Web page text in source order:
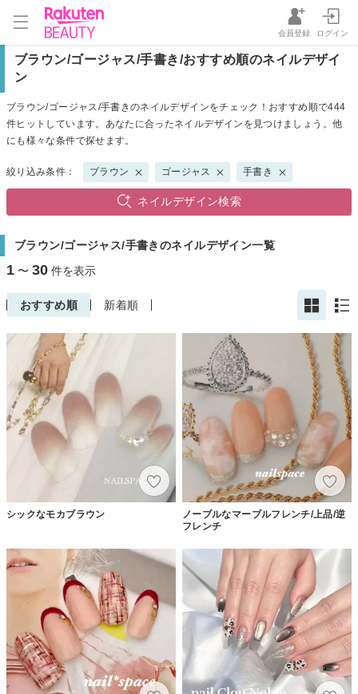
会員登録 ログイン
ブラウン/ゴージャス/手書き/おすすめ順のネイルデザイ
ン
ブラウン/ゴージャス/手書きのネイルデザインをチェック！おすすめ順で444
件ヒットしています。あなたに合ったネイルデザインを見つけましょう。他
にも様々な条件で探せます。
絞り込み条件： ブラウン ゴージャス 手書き
ネイルデザイン検索
ブラウン/ゴージャス/手書きのネイルデザイン一覧
1 〜 30 件を表示
おすすめ順 新着順
シックなモカブラウン
ノーブルなマーブルフレンチ/上品/逆
フレンチ